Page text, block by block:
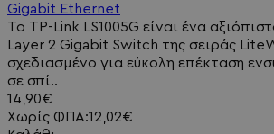
Gigabit Ethernet
Το TP-Link LS1005G είναι ένα
Layer 2 Gigabit Switch της σειράς
σχεδιασμένο για εύκολη επέκταση
σε σπί..
14,90€
Χωρίς ΦΠΑ:12,02€